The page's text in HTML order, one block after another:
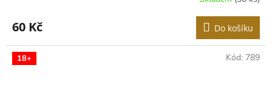
60 Kč Do košíku
18+ Kód: 789